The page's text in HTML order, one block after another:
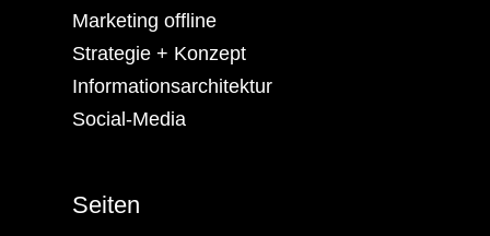
Marketing offline
Strategie + Konzept
Informationsarchitektur
Social-Media
Seiten